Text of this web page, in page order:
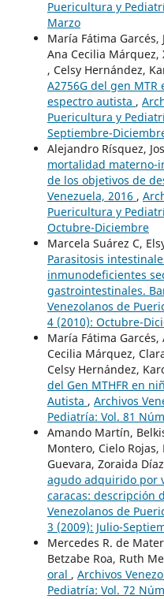
Puericultura y
Marzo
María Fátima Garcés,
Ana Cecilia
, Celsy Hernández,
A2756G del gen
espectro autista ,
Puericultura y
Septiembre-
Alejandro Rísquez,
mortalidad materno-
de los objetivos de
Venezuela, 2016 ,
Puericultura y
Octubre-Diciembre
Marcela Suárez C,
Parasitosis
inmunodeficientes
gastrointestinales.
Venezolanos de
4 (2010): Octubre-
María Fátima Garcés,
Cecilia Márquez,
Celsy Hernández,
del Gen MTHFR en
Autista , Archivos
Pediatría: Vol. 81
Amando Martín,
Montero, Cielo
Guevara, Zoraida
agudo adquirido por
caracas: descripción
Venezolanos de
3 (2009): Julio-
Mercedes R. de
Betzabe Roa, Ruth
oral , Archivos
Pediatría: Vol. 72